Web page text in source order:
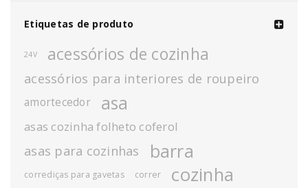
Etiquetas de produto
24V acessórios de cozinha
acessórios para interiores de roupeiro
amortecedor asa
asas cozinha folheto coferol
asas para cozinhas barra
corrediças para gavetas correr cozinha